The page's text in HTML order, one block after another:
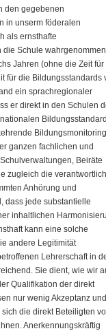
den gegebenen
in unserm föderalen
als ernsthafte
die Schule wahrgenommen
Jahren (ohne die Zeit für
für die Bildungsstandards
ein sprachregionaler
er direkt in den Schulen
Bildungsmonitoring
ganzen fachlichen und
Beiräte
zugleich die
Anhörung und
dass jede substantielle
inhaltlichen
kann eine solche
andere Legitimität
Lehrerschaft in
Sie dient, wie wir
Qualifikation der direkt
nur wenig Akzeptanz und
die direkt Beteiligten
Anerkennungskräftig